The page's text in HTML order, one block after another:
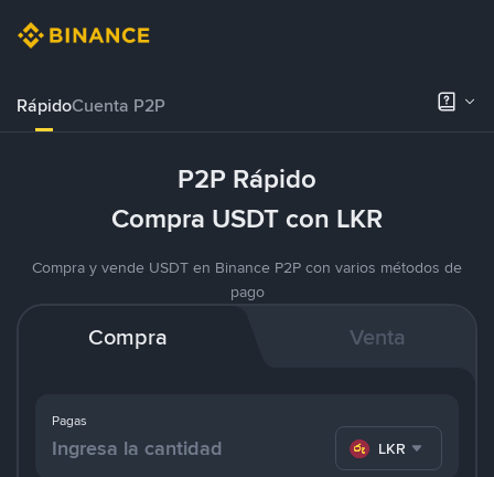
RápidoCuenta P2P
P2P Rápido
Compra USDT con LKR
Compra y vende USDT en Binance P2P con varios métodos de
pago
Compra Venta
Pagas
LKR